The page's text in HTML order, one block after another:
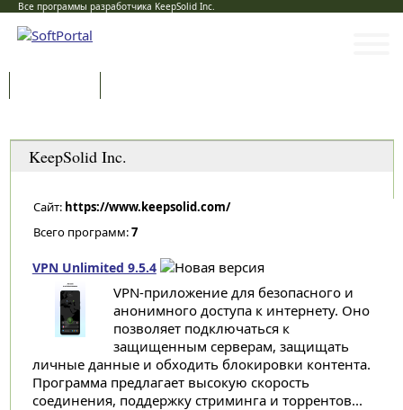
Все программы разработчика KeepSolid Inc.
KeepSolid Inc.
Сайт: https://www.keepsolid.com/
Всего программ:7
VPN Unlimited 9.5.4
VPN-приложение для безопасного и
анонимного доступа к интернету. Оно
позволяет подключаться к
защищенным серверам, защищать
личные данные и обходить блокировки контента.
Программа предлагает высокую скорость
соединения, поддержку стриминга и торрентов...